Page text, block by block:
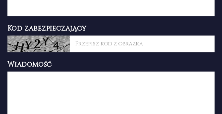
Kod zabezpieczający
Wiadomość